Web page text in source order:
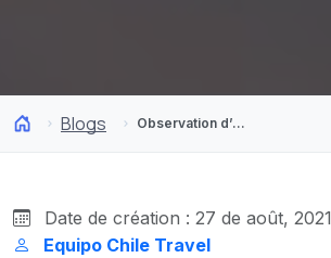
Blogs Observation d’oiseaux au Chili : découvrez quelques-uns de nos oiseaux chiliens
Date de création : 27 de août, 2021
Equipo Chile Travel